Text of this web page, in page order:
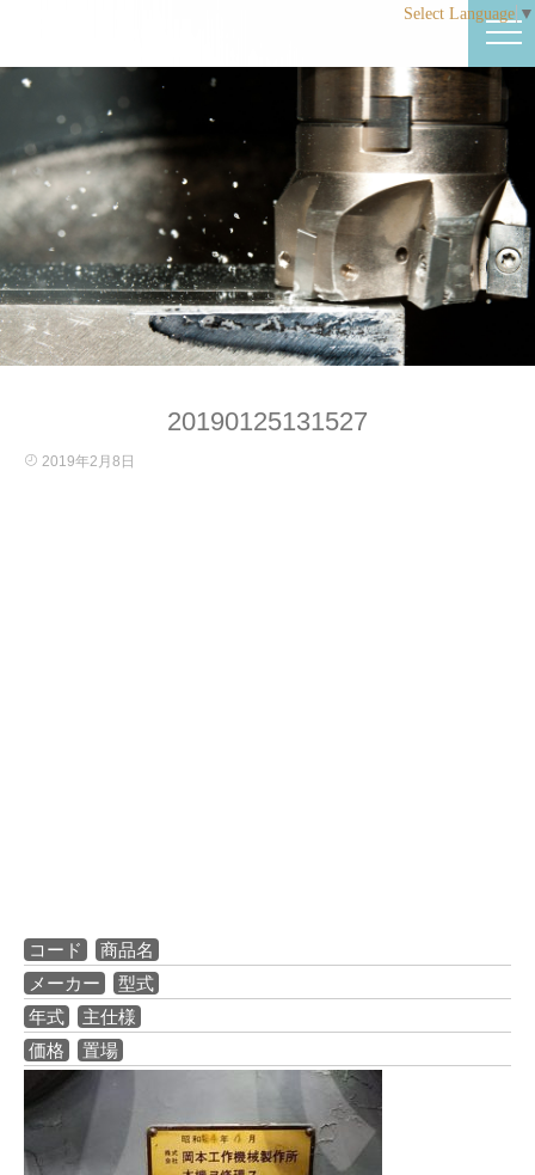
Select Language ▼
20190125131527
2019年2月8日
コード
商品名
メーカー
型式
年式
主仕様
価格
置場